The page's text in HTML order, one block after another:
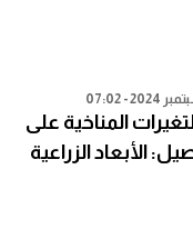
المناخية على
الأبعاد الزراعية